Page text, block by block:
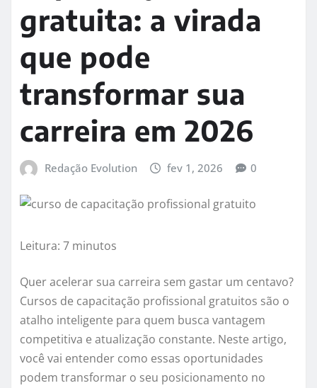
gratuita: a virada
que pode
transformar sua
carreira em 2026
Redação Evolution fev 1, 2026 0
Leitura: 7 minutos
Quer acelerar sua carreira sem gastar um centavo?
Cursos de capacitação profissional gratuitos são o
atalho inteligente para quem busca vantagem
competitiva e atualização constante. Neste artigo,
você vai entender como essas oportunidades
podem transformar o seu posicionamento no